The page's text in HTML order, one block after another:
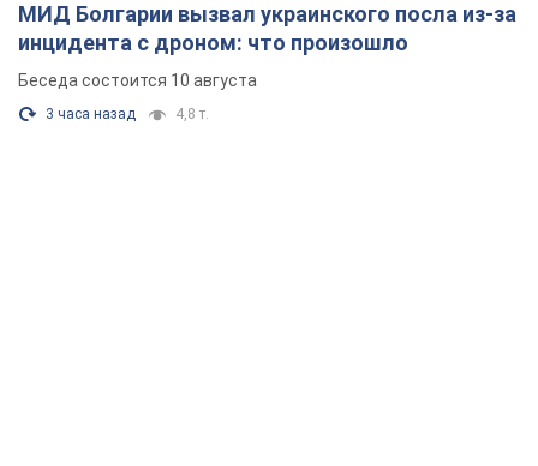
МИД Болгарии вызвал украинского посла из-за
инцидента с дроном: что произошло
Беседа состоится 10 августа
3 часа назад 4,8 т.